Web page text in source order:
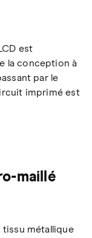
est
la conception à
par le
imprimé est
maillé
métallique